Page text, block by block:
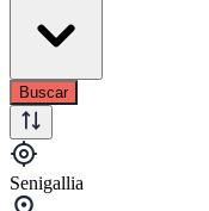
Buscar
Senigallia